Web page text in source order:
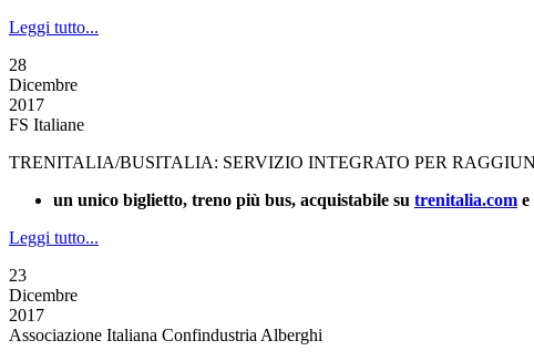
Leggi tutto...
28
Dicembre
2017
FS Italiane
TRENITALIA/BUSITALIA: SERVIZIO INTEGRATO PER
un unico biglietto, treno più bus, acquistabile su trenitalia.com
Leggi tutto...
23
Dicembre
2017
Associazione Italiana Confindustria Alberghi